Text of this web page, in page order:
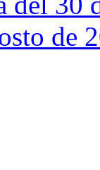
de